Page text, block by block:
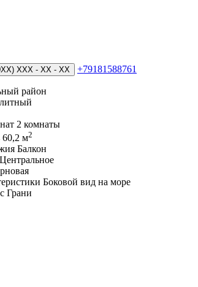
XXX - XX - XX +79181588761
район
2 комнаты
60,2 м2
Балкон
Центральное
Боковой вид на море
Грани